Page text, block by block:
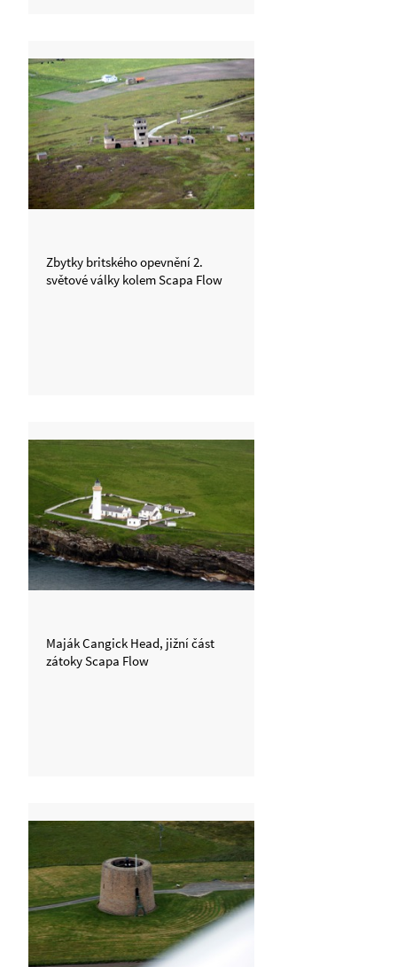
Zbytky britského opevnění 2.
světové války kolem Scapa Flow
Maják Cangick Head, jižní část
zátoky Scapa Flow